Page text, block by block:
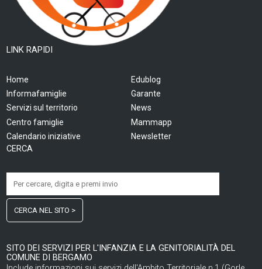
LINK RAPIDI
Home
Informafamiglie
Servizi sul territorio
Centro famiglie
Calendario iniziative
Edublog
Garante
News
Mammapp
Newsletter
CERCA
CERCA NEL SITO >
SITO DEI SERVIZI PER L'INFANZIA E LA GENITORIALITÀ DEL
COMUNE DI BERGAMO